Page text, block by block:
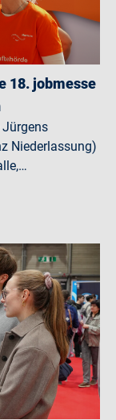
18. jobmesse
Niederlassung)